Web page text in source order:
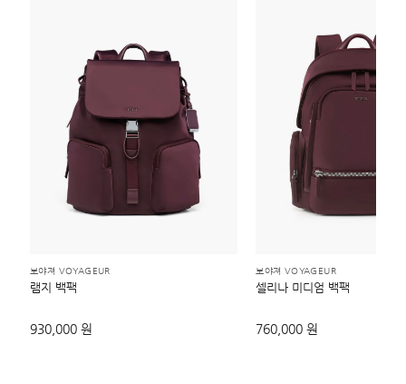
보야져 VOYAGEUR
램지 백팩
930,000 원
보야져 VOYAGEUR
셀리나 미디엄 백팩
760,000 원